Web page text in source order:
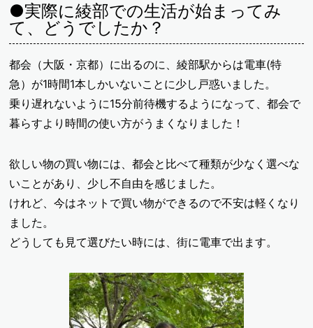
●実際に綾部での生活が始まってみ
て、どうでしたか？
都会（大阪・京都）に出るのに、綾部駅からは電車(特
急）が1時間1本しかいないことに少し戸惑いました。
乗り遅れないように15分前待機するようになって、都会で
暮らすより時間の使い方がうまくなりました！
欲しい物の買い物には、都会と比べて種類が少なく選べな
いことがあり、少し不自由を感じました。
けれど、今はネットで買い物ができるので不安は軽くなり
ました。
どうしても見て選びたい時には、街に電車で出ます。